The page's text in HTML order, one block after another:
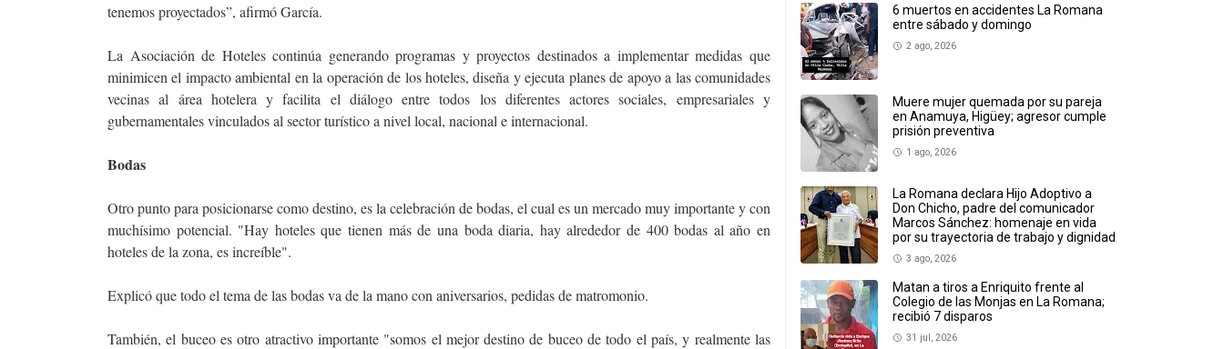
tenemos proyectados”, afirmó García.
La Asociación de Hoteles continúa generando programas y proyectos destinados a implementar medidas que
minimicen el impacto ambiental en la operación de los hoteles, diseña y ejecuta planes de apoyo a las comunidades
vecinas al área hotelera y facilita el diálogo entre todos los diferentes actores sociales, empresariales y
gubernamentales vinculados al sector turístico a nivel local, nacional e internacional.
Bodas
Otro punto para posicionarse como destino, es la celebración de bodas, el cual es un mercado muy importante y con
muchísimo potencial. "Hay hoteles que tienen más de una boda diaria, hay alrededor de 400 bodas al año en
hoteles de la zona, es increíble".
Explicó que todo el tema de las bodas va de la mano con aniversarios, pedidas de matromonio.
También, el buceo es otro atractivo importante "somos el mejor destino de buceo de todo el país, y realmente las
6 muertos en accidentes La Romana
entre sábado y domingo
2 ago, 2026
Muere mujer quemada por su pareja
en Anamuya, Higüey; agresor cumple
prisión preventiva
1 ago, 2026
La Romana declara Hijo Adoptivo a
Don Chicho, padre del comunicador
Marcos Sánchez: homenaje en vida
por su trayectoria de trabajo y dignidad
3 ago, 2026
Matan a tiros a Enriquito frente al
Colegio de las Monjas en La Romana;
recibió 7 disparos
31 jul, 2026